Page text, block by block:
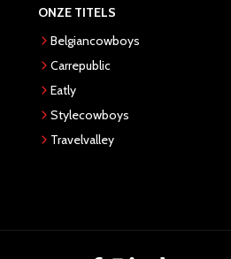
ONZE TITELS
Belgiancowboys
Carrepublic
Eatly
Stylecowboys
Travelvalley